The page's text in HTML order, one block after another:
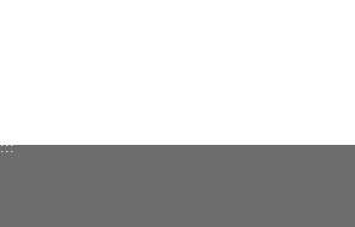
:::